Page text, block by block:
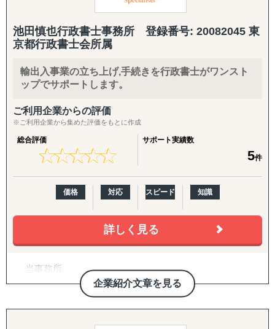
をハブにして事業展開をサポートすることができます。
査まで一気通貫して提出が可能です。
池田慎也行政書士事務所 登録番号: 20082045 東
京都行政書士会所属
輸出入事業の立ち上げ,手続きを行政書士がワンスト
ップでサポートします。
ご利用企業からの評価
※ご利用企業から集めた評価をもとに作成
総合評価
★★★★★
★★★★★
サポート実績数
5件
価格 対応 スピード 知識
詳しく見る
企業紹介文章を見る
当事務所
は “learn from yesterday, live for today, hope for tomorrow” の
理念のもと、企業活動を力強く支援しています。
代表・池田慎也は、フランスとオランダでの駐在経験を
含む長年の貿易実務を通じて、業務プロセス改革、コスト